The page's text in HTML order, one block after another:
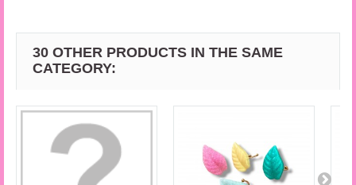
30 OTHER PRODUCTS IN THE SAME
CATEGORY: